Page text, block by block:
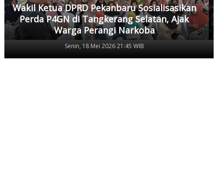
Wakil Ketua DPRD Pekanbaru Sosialisasikan
Perda P4GN di Tangkerang Selatan, Ajak
Warga Perangi Narkoba
Senin, 18 Mei 2026 21:45 WIB